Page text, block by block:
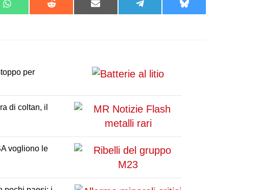
Share
on
Share
on
Share
on
Share
on
Share
on
per
di coltan, il
vogliono le